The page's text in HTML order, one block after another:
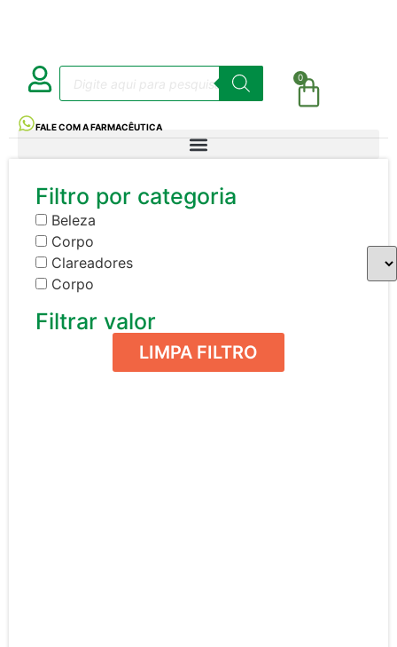
0
FALE COM A FARMACÊUTICA
Filtro por categoria
Beleza
Corpo
Clareadores
Corpo
Filtrar valor
LIMPA FILTRO